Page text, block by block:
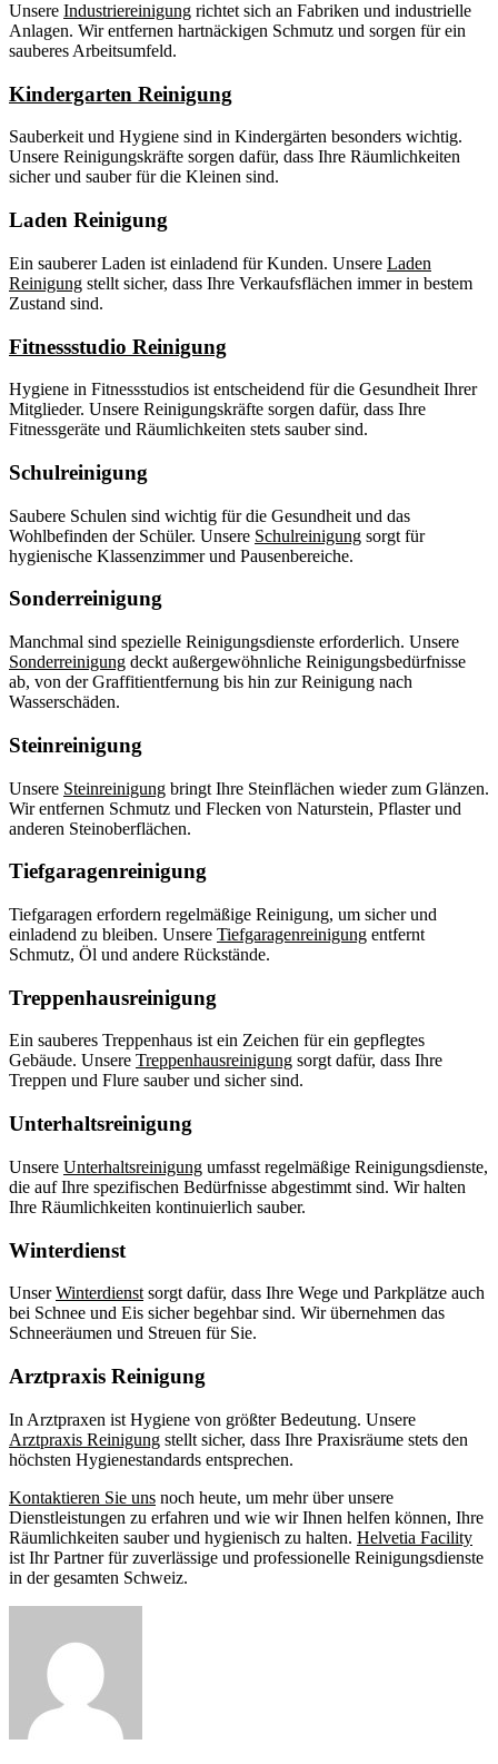
Unsere Industriereinigung richtet sich an Fabriken und industrielle
Anlagen. Wir entfernen hartnäckigen Schmutz und sorgen für ein
sauberes Arbeitsumfeld.
Kindergarten Reinigung
Sauberkeit und Hygiene sind in Kindergärten besonders wichtig.
Unsere Reinigungskräfte sorgen dafür, dass Ihre Räumlichkeiten
sicher und sauber für die Kleinen sind.
Laden Reinigung
Ein sauberer Laden ist einladend für Kunden. Unsere Laden
Reinigung stellt sicher, dass Ihre Verkaufsflächen immer in bestem
Zustand sind.
Fitnessstudio Reinigung
Hygiene in Fitnessstudios ist entscheidend für die Gesundheit Ihrer
Mitglieder. Unsere Reinigungskräfte sorgen dafür, dass Ihre
Fitnessgeräte und Räumlichkeiten stets sauber sind.
Schulreinigung
Saubere Schulen sind wichtig für die Gesundheit und das
Wohlbefinden der Schüler. Unsere Schulreinigung sorgt für
hygienische Klassenzimmer und Pausenbereiche.
Sonderreinigung
Manchmal sind spezielle Reinigungsdienste erforderlich. Unsere
Sonderreinigung deckt außergewöhnliche Reinigungsbedürfnisse
ab, von der Graffitientfernung bis hin zur Reinigung nach
Wasserschäden.
Steinreinigung
Unsere Steinreinigung bringt Ihre Steinflächen wieder zum Glänzen.
Wir entfernen Schmutz und Flecken von Naturstein, Pflaster und
anderen Steinoberflächen.
Tiefgaragenreinigung
Tiefgaragen erfordern regelmäßige Reinigung, um sicher und
einladend zu bleiben. Unsere Tiefgaragenreinigung entfernt
Schmutz, Öl und andere Rückstände.
Treppenhausreinigung
Ein sauberes Treppenhaus ist ein Zeichen für ein gepflegtes
Gebäude. Unsere Treppenhausreinigung sorgt dafür, dass Ihre
Treppen und Flure sauber und sicher sind.
Unterhaltsreinigung
Unsere Unterhaltsreinigung umfasst regelmäßige Reinigungsdienste,
die auf Ihre spezifischen Bedürfnisse abgestimmt sind. Wir halten
Ihre Räumlichkeiten kontinuierlich sauber.
Winterdienst
UnserWinterdienst sorgt dafür, dass Ihre Wege und Parkplätze auch
bei Schnee und Eis sicher begehbar sind. Wir übernehmen das
Schneeräumen und Streuen für Sie.
Arztpraxis Reinigung
In Arztpraxen ist Hygiene von größter Bedeutung. Unsere
Arztpraxis Reinigung stellt sicher, dass Ihre Praxisräume stets den
höchsten Hygienestandards entsprechen.
Kontaktieren Sie uns noch heute, um mehr über unsere
Dienstleistungen zu erfahren und wie wir Ihnen helfen können, Ihre
Räumlichkeiten sauber und hygienisch zu halten. Helvetia Facility
ist Ihr Partner für zuverlässige und professionelle Reinigungsdienste
in der gesamten Schweiz.